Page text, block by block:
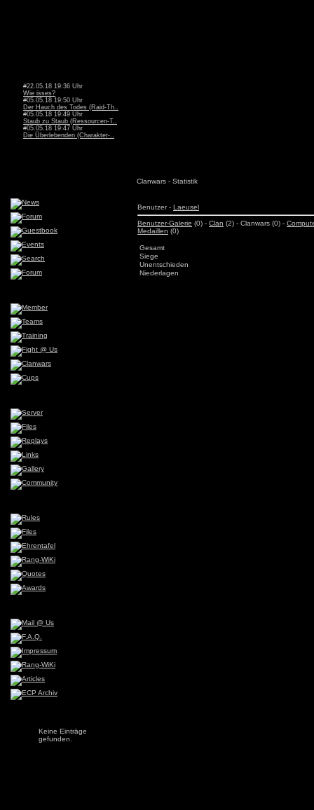
#22.05.18 19:36 Uhr
Wie isses?
#05.05.18 19:50 Uhr
Der Hauch des Todes (Raid-Th..
#05.05.18 19:49 Uhr
Staub zu Staub (Ressourcen-T..
#05.05.18 19:47 Uhr
Die Überlebenden (Charakter-..
Keine Einträge
gefunden.
Clanwars - Statistik
Benutzer - Laeusel
Benutzer-Galerie (0) - Clan (2) - Clanwars (0) -
Medaillen (0)
Gesamt
Siege
Unentschieden
Niederlagen